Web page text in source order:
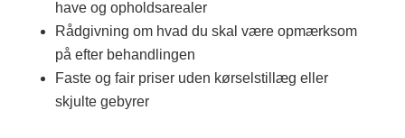
have og opholdsarealer
Rådgivning om hvad du skal være opmærksom
på efter behandlingen
Faste og fair priser uden kørselstillæg eller
skjulte gebyrer